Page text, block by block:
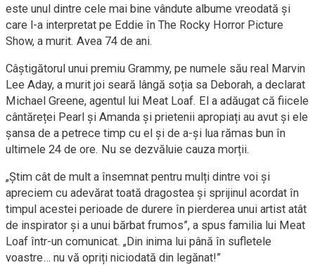
este unul dintre cele mai bine vândute albume vreodată și
care l-a interpretat pe Eddie în The Rocky Horror Picture
Show, a murit. Avea 74 de ani.
Câștigătorul unui premiu Grammy, pe numele său real Marvin
Lee Aday, a murit joi seară lângă soția sa Deborah, a declarat
Michael Greene, agentul lui Meat Loaf. El a adăugat că fiicele
cântăreței Pearl și Amanda și prietenii apropiați au avut și ele
șansa de a petrece timp cu el și de a-și lua rămas bun în
ultimele 24 de ore. Nu se dezvăluie cauza morții.
„Știm cât de mult a însemnat pentru mulți dintre voi și
apreciem cu adevărat toată dragostea și sprijinul acordat în
timpul acestei perioade de durere în pierderea unui artist atât
de inspirator și a unui bărbat frumos”, a spus familia lui Meat
Loaf într-un comunicat. „Din inima lui până în sufletele
voastre… nu vă opriți niciodată din legănat!”